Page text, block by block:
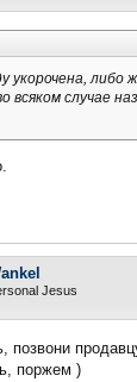
укорочена, либо
всяком случае
Jesus
поржем )